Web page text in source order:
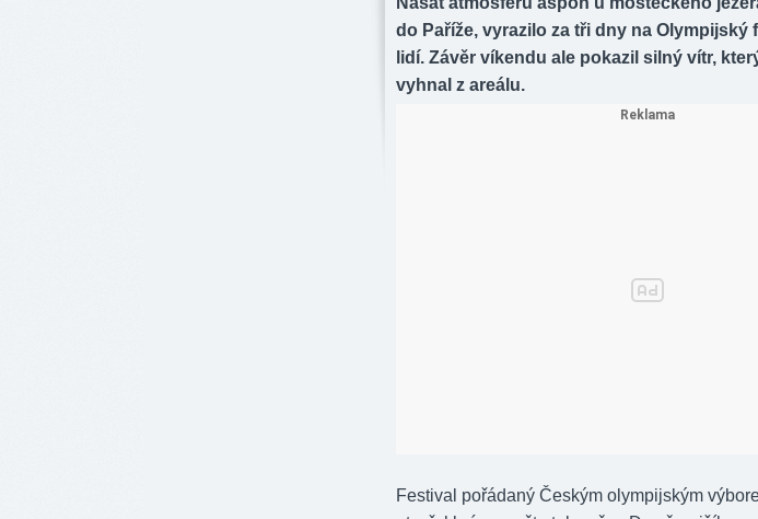
do Paříže, vyrazilo za tři dny na Olympijský
lidí. Závěr víkendu ale pokazil silný vítr,
vyhnal z areálu.
Festival pořádaný Českým olympijským